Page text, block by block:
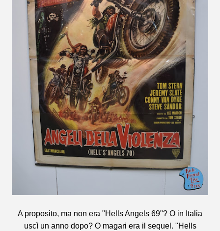
A proposito, ma non era "Hells Angels 69"? O in Italia
uscì un anno dopo? O magari era il sequel. "Hells